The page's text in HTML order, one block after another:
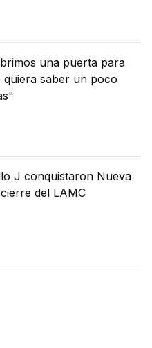
una puerta para
quiera saber un poco
J conquistaron Nueva
del LAMC